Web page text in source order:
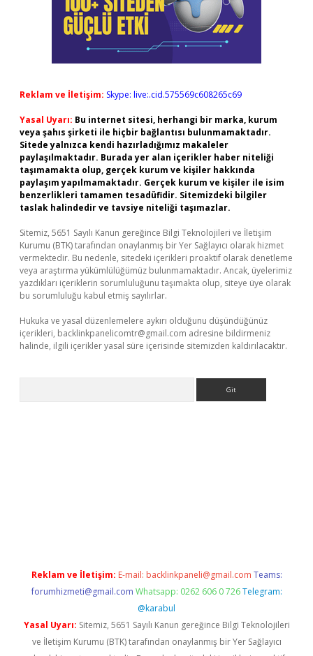
Reklam ve İletişim: Skype: live:.cid.575569c608265c69
Yasal Uyarı: Bu internet sitesi, herhangi bir marka, kurum
veya şahıs şirketi ile hiçbir bağlantısı bulunmamaktadır.
Sitede yalnızca kendi hazırladığımız makaleler
paylaşılmaktadır. Burada yer alan içerikler haber niteliği
taşımamakta olup, gerçek kurum ve kişiler hakkında
paylaşım yapılmamaktadır. Gerçek kurum ve kişiler ile isim
benzerlikleri tamamen tesadüfidir. Sitemizdeki bilgiler
taslak halindedir ve tavsiye niteliği taşımazlar.
Sitemiz, 5651 Sayılı Kanun gereğince Bilgi Teknolojileri ve İletişim
Kurumu (BTK) tarafından onaylanmış bir Yer Sağlayıcı olarak hizmet
vermektedir. Bu nedenle, sitedeki içerikleri proaktif olarak denetleme
veya araştırma yükümlülüğümüz bulunmamaktadır. Ancak, üyelerimiz
yazdıkları içeriklerin sorumluluğunu taşımakta olup, siteye üye olarak
bu sorumluluğu kabul etmiş sayılırlar.
Hukuka ve yasal düzenlemelere aykırı olduğunu düşündüğünüz
içerikleri, backlinkpanelicomtr@gmail.com adresine bildirmeniz
halinde, ilgili içerikler yasal süre içerisinde sitemizden kaldırılacaktır.
Reklam ve İletişim: E-mail: backlinkpaneli@gmail.com Teams:
forumhizmeti@gmail.com Whatsapp: 0262 606 0 726 Telegram:
@karabul
Yasal Uyarı: Sitemiz, 5651 Sayılı Kanun gereğince Bilgi Teknolojileri
ve İletişim Kurumu (BTK) tarafından onaylanmış bir Yer Sağlayıcı